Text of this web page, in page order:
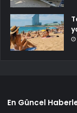
En Güncel